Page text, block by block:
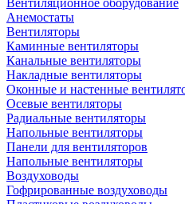
Вентиляционное оборудование
Анемостаты
Вентиляторы
Каминные вентиляторы
Канальные вентиляторы
Накладные вентиляторы
Оконные и настенные
Осевые вентиляторы
Радиальные вентиляторы
Напольные вентиляторы
Панели для вентиляторов
Напольные вентиляторы
Воздуховоды
Гофрированные воздуховоды